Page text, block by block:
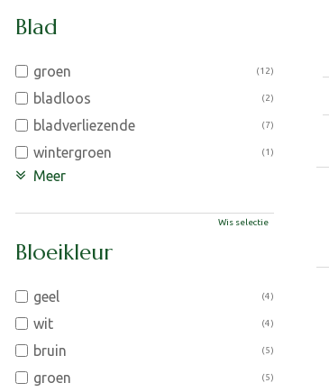
Blad
groen (12)
bladloos (2)
bladverliezende (7)
wintergroen (1)
Meer
Wis selectie
Bloeikleur
geel (4)
wit (4)
bruin (5)
groen (5)